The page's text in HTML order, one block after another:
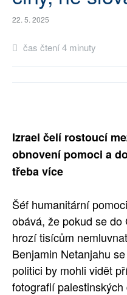
SOCIÁLNÍ SÍTĚ
RUBRIKY
22. 5. 2025
čas čtení 4 minuty
Izrael čelí rostoucí
obnovení pomoci a
třeba více
Šéf humanitární
obává, že pokud se
hrozí tisícům
Benjamin Netanjahu
politici by mohli vidět
fotografií palestinských